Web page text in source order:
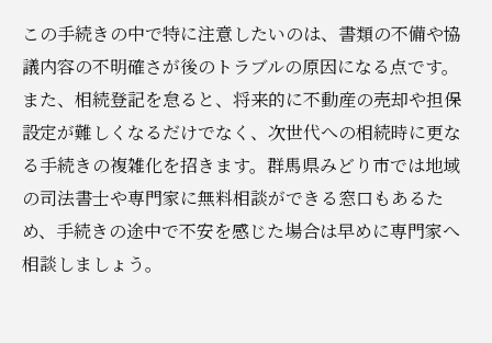
この手続きの中で特に注意したいのは、書類の不備や協
議内容の不明確さが後のトラブルの原因になる点です。
また、相続登記を怠ると、将来的に不動産の売却や担保
設定が難しくなるだけでなく、次世代への相続時に更な
る手続きの複雑化を招きます。群馬県みどり市では地域
の司法書士や専門家に無料相談ができる窓口もあるた
め、手続きの途中で不安を感じた場合は早めに専門家へ
相談しましょう。